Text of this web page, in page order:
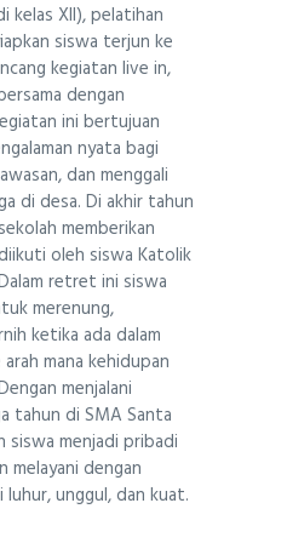
kelas XII), pelatihan
siswa terjun ke
kegiatan live in,
dengan
ini bertujuan
nyata bagi
dan menggali
di desa. Di akhir tahun
memberikan
oleh siswa Katolik
retret ini siswa
merenung,
ketika ada dalam
mana kehidupan
menjalani
tahun di SMA Santa
siswa menjadi pribadi
melayani dengan
unggul, dan kuat.